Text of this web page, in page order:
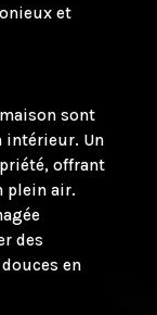
et
sont
intérieur. Un
offrant
plein air.
des
en